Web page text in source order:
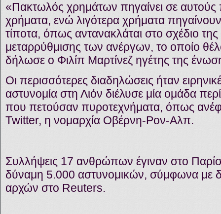
«Πακτωλός χρημάτων πηγαίνει σε
χρήματα, ενώ λιγότερα χρήματα
τίποτα, όπως αντανακλάται στο σχέδιο της
μεταρρύθμισης των ανέργων, το οποίο
δήλωσε ο Φιλίπ Μαρτίνεζ ηγέτης της
Οι περισσότερες διαδηλώσεις ήταν
αστυνομία στη Λιόν διέλυσε μία ομάδα
που πετούσαν πυροτεχνήματα, όπως
Twitter, η νομαρχία Οβέρνη-Ρον-Αλπ.
Συλλήψεις 17 ανθρώπων έγιναν στο
δύναμη 5.000 αστυνομικών, σύμφωνα με
αρχών στο Reuters.